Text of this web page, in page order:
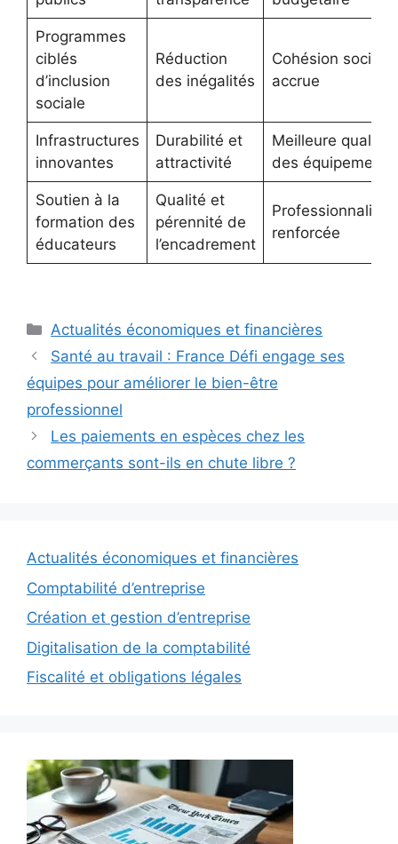
Programmes
ciblés
d’inclusion
sociale
Réduction
des inégalités
Cohésion sociale
accrue
Infrastructures
innovantes
Durabilité et
attractivité
Meilleure qualité
des équipements
Soutien à la
formation des
éducateurs
Qualité et
pérennité de
l’encadrement
renforcée
Catégories
Actualités économiques et financières
Santé au travail : France Défi engage ses
équipes pour améliorer le bien-être
professionnel
Les paiements en espèces chez les
commerçants sont-ils en chute libre ?
Actualités économiques et financières
Comptabilité d’entreprise
Création et gestion d’entreprise
Digitalisation de la comptabilité
Fiscalité et obligations légales